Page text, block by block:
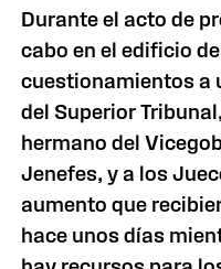
Durante el acto de
cabo en el edificio
cuestionamientos a
del Superior
hermano del
Jenefes, y a los
aumento que
hace unos días